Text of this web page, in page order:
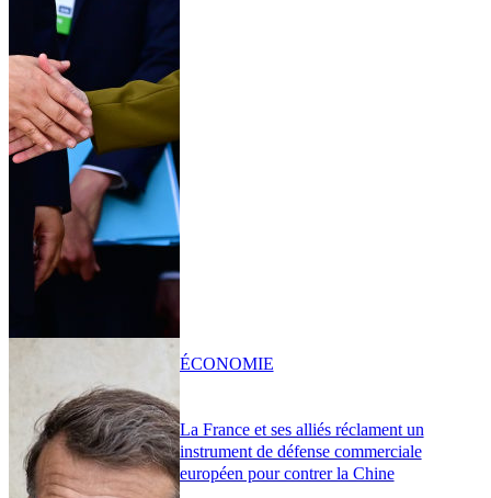
La France et ses alliés réclament un
instrument de défense commerciale
européen pour contrer la Chine
ÉCONOMIE